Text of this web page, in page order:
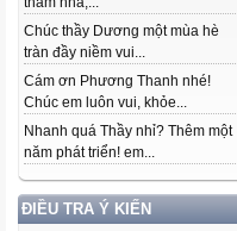
Chúc thầy Dương một mùa hè
tràn đầy niềm vui...
Cám ơn Phương Thanh nhé!
Chúc em luôn vui, khỏe...
Nhanh quá Thầy nhỉ? Thêm một
năm phát triển! em...
ĐIỀU TRA Ý KIẾN